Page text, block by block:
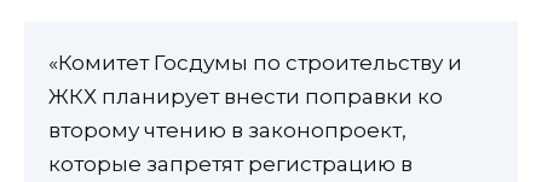
«Комитет Госдумы по строительству и
ЖКХ планирует внести поправки ко
второму чтению в законопроект,
которые запретят регистрацию в